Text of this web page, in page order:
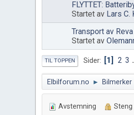
FLYTTET:
Startet av Lars
Transport av
Startet av
TIL TOPPEN Sider 1 2 3
Elbilforum.no ► Bilmerker
Avstemning